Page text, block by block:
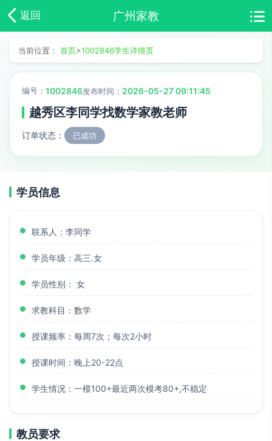
返回 广州家教
当前位置： 首页>1002846学生详情页
编号： 1002846发布时间： 2026-05-27 09:11:45
越秀区李同学找数学家教老师
订单状态： 已成功
学员信息
联系人：李同学
学员年级：高三.女
学员性别： 女
求教科目：数学
授课频率：每周7次；每次2小时
授课时间：晚上20-22点
学生情况：一模100+最近两次模考80+,不稳定
教员要求